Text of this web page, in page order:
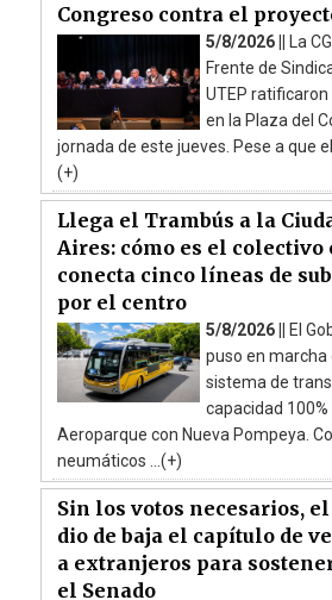
Congreso contra el
5/8/2026 || La
Frente de
UTEP
en la Plaza del
jornada de este jueves. Pese a que el
(+)
Llega el Trambús a la
Aires: cómo es el colectivo
conecta cinco líneas de
por el centro
5/8/2026 || El
puso en marcha
sistema de
capacidad
Aeroparque con Nueva Pompeya.
neumáticos ...(+)
Sin los votos necesarios,
dio de baja el capítulo de
a extranjeros para
el Senado